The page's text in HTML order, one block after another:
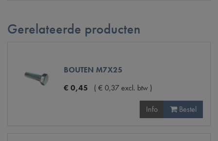
Gerelateerde producten
BOUTEN M7X25
€ 0,45 ( €0,37excl. btw )
Info Bestel